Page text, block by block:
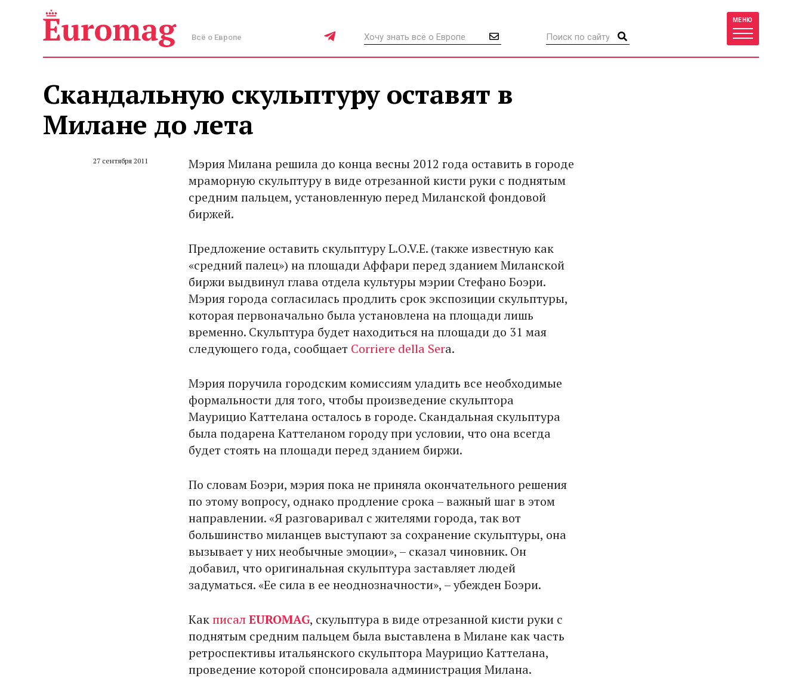
Всё о Европе
МЕНЮ
Скандальную скульптуру оставят в
Милане до лета
27 сентября 2011
Мэрия Милана решила до конца весны 2012 года оставить в городе
мраморную скульптуру в виде отрезанной кисти руки с поднятым
средним пальцем, установленную перед Миланской фондовой
биржей.
Предложение оставить скульптуру L.O.V.E. (также известную как
«средний палец») на площади Аффари перед зданием Миланской
биржи выдвинул глава отдела культуры мэрии Стефано Боэри.
Мэрия города согласилась продлить срок экспозиции скульптуры,
которая первоначально была установлена на площади лишь
временно. Скульптура будет находиться на площади до 31 мая
следующего года, сообщает Corriere della Sera.
Мэрия поручила городским комиссиям уладить все необходимые
формальности для того, чтобы произведение скульптора
Маурицио Каттелана осталось в городе. Скандальная скульптура
была подарена Каттеланом городу при условии, что она всегда
будет стоять на площади перед зданием биржи.
По словам Боэри, мэрия пока не приняла окончательного решения
по этому вопросу, однако продление срока – важный шаг в этом
направлении. «Я разговаривал с жителями города, так вот
большинство миланцев выступают за сохранение скульптуры, она
вызывает у них необычные эмоции», – сказал чиновник. Он
добавил, что оригинальная скульптура заставляет людей
задуматься. «Ее сила в ее неоднозначности», – убежден Боэри.
КакписалEUROMAG, скульптура в виде отрезанной кисти руки с
поднятым средним пальцем была выставлена в Милане как часть
ретроспективы итальянского скульптора Маурицио Каттелана,
проведение которой спонсировала администрация Милана.